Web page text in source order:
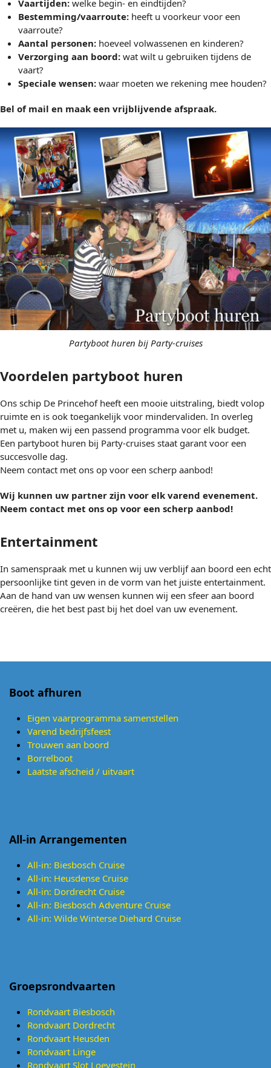
Vaartijden: welke begin- en eindtijden?
Bestemming/vaarroute: heeft u voorkeur voor een
vaarroute?
Aantal personen: hoeveel volwassenen en kinderen?
Verzorging aan boord: wat wilt u gebruiken tijdens de
vaart?
Speciale wensen: waar moeten we rekening mee houden?
Bel of mail en maak een vrijblijvende afspraak.
Partyboot huren bij Party-cruises
Voordelen partyboot huren
Ons schip De Princehof heeft een mooie uitstraling, biedt volop
ruimte en is ook toegankelijk voor mindervaliden. In overleg
met u, maken wij een passend programma voor elk budget.
Een partyboot huren bij Party-cruises staat garant voor een
succesvolle dag.
Neem contact met ons op voor een scherp aanbod!
Wij kunnen uw partner zijn voor elk varend evenement.
Neem contact met ons op voor een scherp aanbod!
Entertainment
In samenspraak met u kunnen wij uw verblijf aan boord een echt
persoonlijke tint geven in de vorm van het juiste entertainment.
Aan de hand van uw wensen kunnen wij een sfeer aan boord
creëren, die het best past bij het doel van uw evenement.
Boot afhuren
Eigen vaarprogramma samenstellen
Varend bedrijfsfeest
Trouwen aan boord
Borrelboot
Laatste afscheid / uitvaart
All-in Arrangementen
All-in: Biesbosch Cruise
All-in: Heusdense Cruise
All-in: Dordrecht Cruise
All-in: Biesbosch Adventure Cruise
All-in: Wilde Winterse Diehard Cruise
Groepsrondvaarten
Rondvaart Biesbosch
Rondvaart Dordrecht
Rondvaart Heusden
Rondvaart Linge
Rondvaart Slot Loevestein